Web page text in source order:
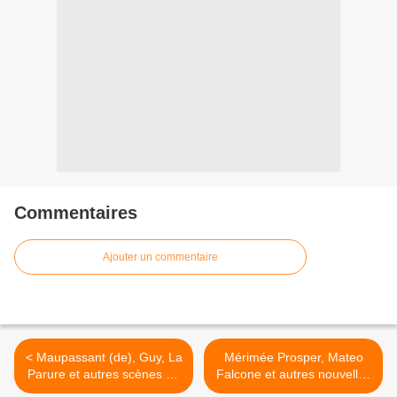
Commentaires
Ajouter un commentaire
< Maupassant (de), Guy, La
Parure et autres scènes de
la vie parisienne
Mérimée Prosper, Mateo
Falcone et autres nouvelles
>